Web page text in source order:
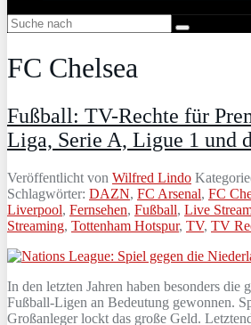
FC Chelsea
Fußball: TV-Rechte für
Liga, Serie A, Ligue 1 und
Veröffentlicht von Wilfred Lindo
Schlagwörter: DAZN, FC Arsenal, FC
Liverpool, Fernsehen, Fußball, Live
Streaming, Tottenham Hotspur, TV, TV
In den letzten Jahren haben besonders die
Fußball-Ligen an Bedeutung gewonnen.
Großanleger lockt das große Geld.